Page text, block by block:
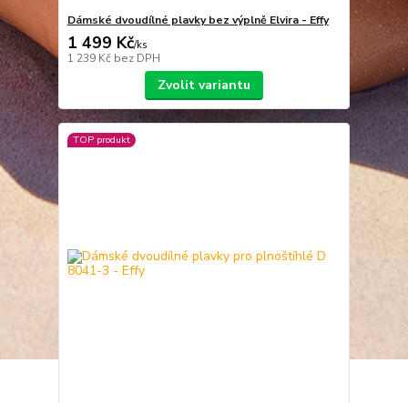
Dámské dvoudílné plavky bez výplně Elvira - Effy
1 499 Kč/ks
1 239 Kč bez DPH
Zvolit variantu
TOP produkt